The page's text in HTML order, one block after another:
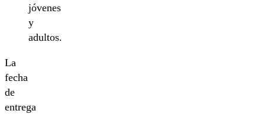
jóvenes
y
adultos.
La
fecha
de
entrega